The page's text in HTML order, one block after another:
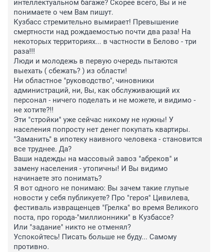
интеллектуальном багаже? Скорее всего, Вы и не
понимаете о чем Вам пишут.
Кузбасс стремительно вымирает! Превышение
смертности над рождаемостью почти два раза! На
некоторых территориях... в частности в Белово - три
раза!!!
Люди и молодежь в первую очередь пытаются
выехать ( сбежать? ) из области!
Ни областное "руководство", чиновники
администраций, ни, Вы, как обслуживающий их
персонал - ничего поделать и не можете, и видимо -
не хотите?!!
Эти "стройки" уже сейчас никому не нужны! У
населения попросту нет денег покупать квартиры.
"Заманить" в ипотеку наивного человека - становится
все труднее. Да?
Ваши надежды на массовый завоз "абреков" и
замену населения - утопичны! И Вы видимо
начинаете это понимать?
Я вот одного не понимаю: Вы зачем такие глупые
новости у себя публикуете? Про "героя" Цивилева,
фестиваль извращенцев "Грелка" во время Великого
поста, про города-"миллионники" в Кузбассе?
Или "задание" никто не отменял?
Успокойтесь! Писать больше не буду... Самому
противно.